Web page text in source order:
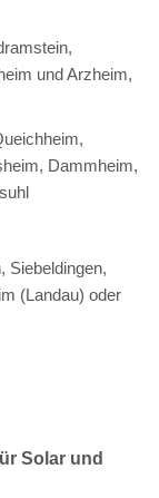
und Arzheim,
Dammheim,
Siebeldingen,
(Landau) oder
Solar und